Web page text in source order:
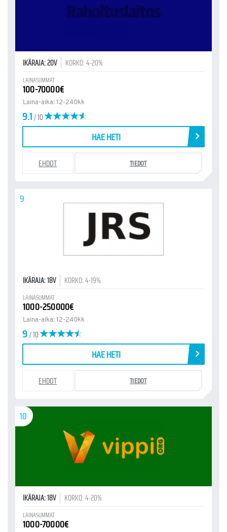
IKÄRAJA: 20V KORKO: 4-20%
LAINASUMMAT
100-70000€
Laina-aika: 12-240kk
9.1/ 10
HAE HETI
EHDOT TIEDOT
9
IKÄRAJA: 18V KORKO: 4-19%
LAINASUMMAT
1000-250000€
Laina-aika: 12-240kk
9/ 10
HAE HETI
EHDOT TIEDOT
10
IKÄRAJA: 18V KORKO: 4-20%
LAINASUMMAT
1000-70000€